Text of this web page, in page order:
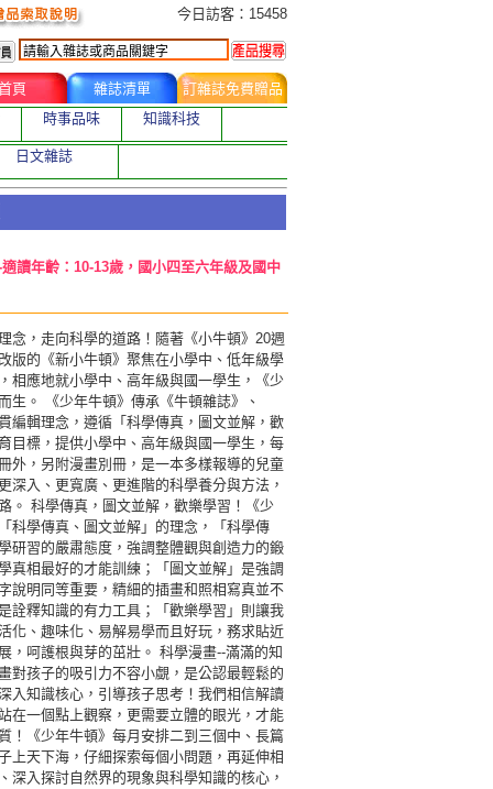
適讀年齡：10-13歲，國小四至六年級及國中
念，走向科學的道路！隨著《小牛頓》20週
版的《新小牛頓》聚焦在小學中、低年級學
相應地就小學中、高年級與國一學生，《少
生。 《少年牛頓》傳承《牛頓雜誌》、
編輯理念，遵循「科學傳真，圖文並解，歡
目標，提供小學中、高年級與國一學生，每
外，另附漫畫別冊，是一本多樣報導的兒童
深入、更寬廣、更進階的科學養分與方法，
。 科學傳真，圖文並解，歡樂學習！《少
科學傳真、圖文並解」的理念，「科學傳
研習的嚴肅態度，強調整體觀與創造力的鍛
真相最好的才能訓練；「圖文並解」是強調
說明同等重要，精細的插畫和照相寫真並不
詮釋知識的有力工具；「歡樂學習」則讓我
化、趣味化、易解易學而且好玩，務求貼近
，呵護根與芽的茁壯。 科學漫畫--滿滿的知
對孩子的吸引力不容小覷，是公認最輕鬆的
入知識核心，引導孩子思考！我們相信解讀
在一個點上觀察，更需要立體的眼光，才能
！《少年牛頓》每月安排二到三個中、長篇
上天下海，仔細探索每個小問題，再延伸相
深入探討自然界的現象與科學知識的核心，
今日訪客：15458
頁 雜誌清單
訂雜誌免費贈品
時事品味 知識科技
日文雜誌